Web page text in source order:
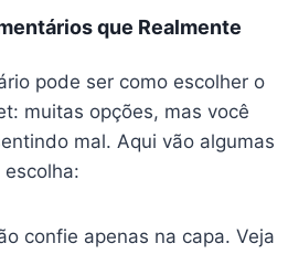
que Realmente
pode ser como escolher o
muitas opções, mas você
mal. Aqui vão algumas
confie apenas na capa. Veja